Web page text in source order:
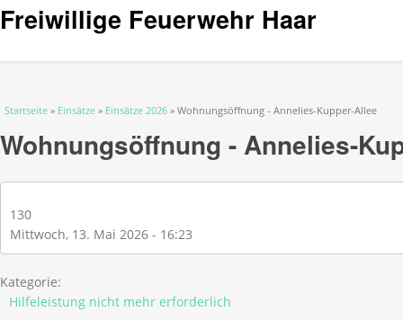
Freiwillige Feuerwehr Haar
Sie sind hier
Startseite » Einsätze » Einsätze 2026 » Wohnungsöffnung - Annelies-Kupper-Allee
Wohnungsöffnung - Annelies-
130
Mittwoch, 13. Mai 2026 - 16:23
Kategorie:
Hilfeleistung nicht mehr erforderlich